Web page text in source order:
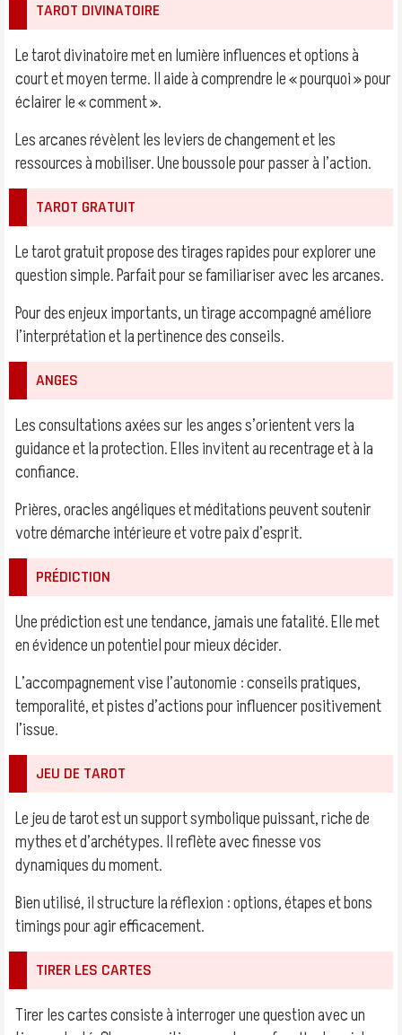
TAROT DIVINATOIRE
Le tarot divinatoire met en lumière influences et options à
court et moyen terme. Il aide à comprendre le « pourquoi » pour
éclairer le « comment ».
Les arcanes révèlent les leviers de changement et les
ressources à mobiliser. Une boussole pour passer à l’action.
TAROT GRATUIT
Le tarot gratuit propose des tirages rapides pour explorer une
question simple. Parfait pour se familiariser avec les arcanes.
Pour des enjeux importants, un tirage accompagné améliore
l’interprétation et la pertinence des conseils.
ANGES
Les consultations axées sur les anges s’orientent vers la
guidance et la protection. Elles invitent au recentrage et à la
confiance.
Prières, oracles angéliques et méditations peuvent soutenir
votre démarche intérieure et votre paix d’esprit.
PRÉDICTION
Une prédiction est une tendance, jamais une fatalité. Elle met
en évidence un potentiel pour mieux décider.
L’accompagnement vise l’autonomie : conseils pratiques,
temporalité, et pistes d’actions pour influencer positivement
l’issue.
JEU DE TAROT
Le jeu de tarot est un support symbolique puissant, riche de
mythes et d’archétypes. Il reflète avec finesse vos
dynamiques du moment.
Bien utilisé, il structure la réflexion : options, étapes et bons
timings pour agir efficacement.
TIRER LES CARTES
Tirer les cartes consiste à interroger une question avec un